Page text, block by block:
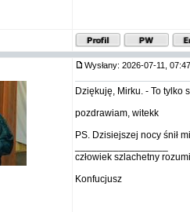
Wysłany: 2026-07-11,
Dziękuję, Mirku. - To tylko
pozdrawiam, witekk
PS. Dzisiejszej nocy śnił
człowiek szlachetny
Konfucjusz